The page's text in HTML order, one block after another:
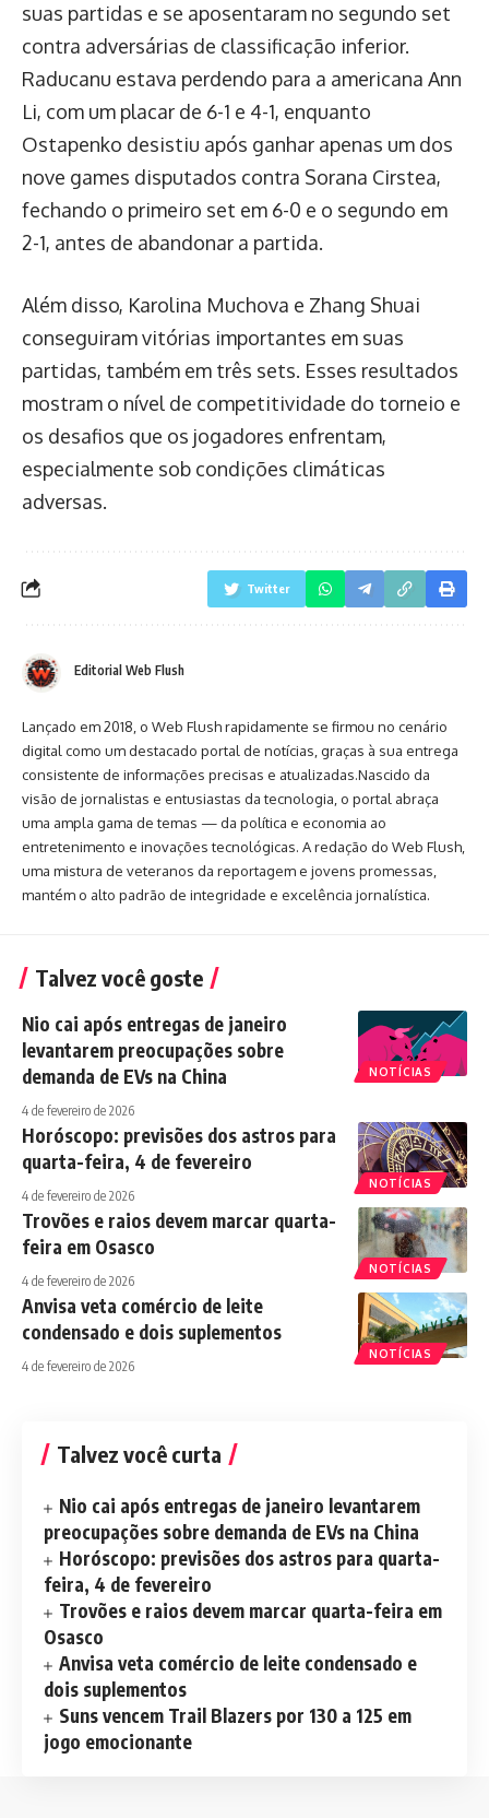
suas partidas e se aposentaram no segundo set
contra adversárias de classificação inferior.
Raducanu estava perdendo para a americana Ann
Li, com um placar de 6-1 e 4-1, enquanto
Ostapenko desistiu após ganhar apenas um dos
nove games disputados contra Sorana Cirstea,
fechando o primeiro set em 6-0 e o segundo em
2-1, antes de abandonar a partida.
Além disso, Karolina Muchova e Zhang Shuai
conseguiram vitórias importantes em suas
partidas, também em três sets. Esses resultados
mostram o nível de competitividade do torneio e
os desafios que os jogadores enfrentam,
especialmente sob condições climáticas
adversas.
Twitter
Editorial Web Flush
Lançado em 2018, o Web Flush rapidamente se firmou no cenário
digital como um destacado portal de notícias, graças à sua entrega
consistente de informações precisas e atualizadas.Nascido da
visão de jornalistas e entusiastas da tecnologia, o portal abraça
uma ampla gama de temas — da política e economia ao
entretenimento e inovações tecnológicas. A redação do Web Flush,
uma mistura de veteranos da reportagem e jovens promessas,
mantém o alto padrão de integridade e excelência jornalística.
Talvez você goste
NOTÍCIAS
Nio cai após entregas de janeiro
levantarem preocupações sobre
demanda de EVs na China
4 de fevereiro de 2026
NOTÍCIAS
Horóscopo: previsões dos astros para
quarta-feira, 4 de fevereiro
4 de fevereiro de 2026
NOTÍCIAS
Trovões e raios devem marcar quarta-
feira em Osasco
4 de fevereiro de 2026
NOTÍCIAS
Anvisa veta comércio de leite
condensado e dois suplementos
4 de fevereiro de 2026
Talvez você curta
Nio cai após entregas de janeiro levantarem
preocupações sobre demanda de EVs na China
Horóscopo: previsões dos astros para quarta-
feira, 4 de fevereiro
Trovões e raios devem marcar quarta-feira em
Osasco
Anvisa veta comércio de leite condensado e
dois suplementos
Suns vencem Trail Blazers por 130 a 125 em
jogo emocionante